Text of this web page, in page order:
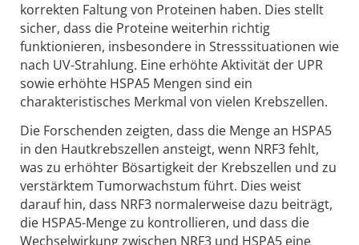
korrekten Faltung von Proteinen haben. Dies stellt
sicher, dass die Proteine weiterhin richtig
funktionieren, insbesondere in Stresssituationen wie
nach UV-Strahlung. Eine erhöhte Aktivität der UPR
sowie erhöhte HSPA5 Mengen sind ein
charakteristisches Merkmal von vielen Krebszellen.
Die Forschenden zeigten, dass die Menge an HSPA5
in den Hautkrebszellen ansteigt, wenn NRF3 fehlt,
was zu erhöhter Bösartigkeit der Krebszellen und zu
verstärktem Tumorwachstum führt. Dies weist
darauf hin, dass NRF3 normalerweise dazu beiträgt,
die HSPA5-Menge zu kontrollieren, und dass die
Wechselwirkung zwischen NRF3 und HSPA5 eine